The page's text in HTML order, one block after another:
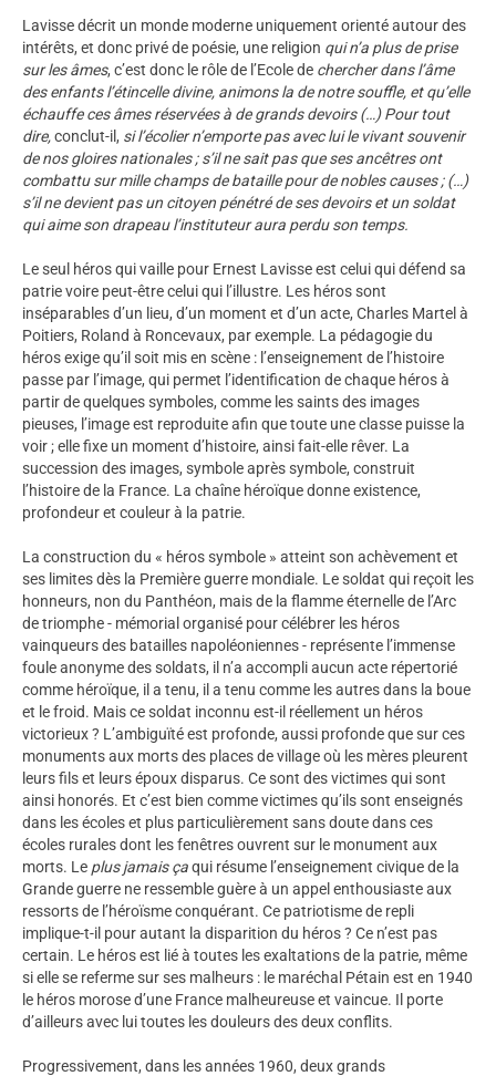
Lavisse décrit un monde moderne uniquement orienté autour des
intérêts, et donc privé de poésie, une religion qui n’a plus de prise
sur les âmes, c’est donc le rôle de l’Ecole de chercher dans l’âme
des enfants l’étincelle divine, animons la de notre souffle, et qu’elle
échauffe ces âmes réservées à de grands devoirs (…) Pour tout
dire,conclut-il, si l’écolier n’emporte pas avec lui le vivant souvenir
de nos gloires nationales ; s’il ne sait pas que ses ancêtres ont
combattu sur mille champs de bataille pour de nobles causes ; (…)
s’il ne devient pas un citoyen pénétré de ses devoirs et un soldat
qui aime son drapeau l’instituteur aura perdu son temps.
Le seul héros qui vaille pour Ernest Lavisse est celui qui défend sa
patrie voire peut-être celui qui l’illustre. Les héros sont
inséparables d’un lieu, d’un moment et d’un acte, Charles Martel à
Poitiers, Roland à Roncevaux, par exemple. La pédagogie du
héros exige qu’il soit mis en scène : l’enseignement de l’histoire
passe par l’image, qui permet l’identification de chaque héros à
partir de quelques symboles, comme les saints des images
pieuses, l’image est reproduite afin que toute une classe puisse la
voir ; elle fixe un moment d’histoire, ainsi fait-elle rêver. La
succession des images, symbole après symbole, construit
l’histoire de la France. La chaîne héroïque donne existence,
profondeur et couleur à la patrie.
La construction du « héros symbole » atteint son achèvement et
ses limites dès la Première guerre mondiale. Le soldat qui reçoit les
honneurs, non du Panthéon, mais de la flamme éternelle de l’Arc
de triomphe - mémorial organisé pour célébrer les héros
vainqueurs des batailles napoléoniennes - représente l’immense
foule anonyme des soldats, il n’a accompli aucun acte répertorié
comme héroïque, il a tenu, il a tenu comme les autres dans la boue
et le froid. Mais ce soldat inconnu est-il réellement un héros
victorieux ? L’ambiguïté est profonde, aussi profonde que sur ces
monuments aux morts des places de village où les mères pleurent
leurs fils et leurs époux disparus. Ce sont des victimes qui sont
ainsi honorés. Et c’est bien comme victimes qu’ils sont enseignés
dans les écoles et plus particulièrement sans doute dans ces
écoles rurales dont les fenêtres ouvrent sur le monument aux
morts. Le plus jamais çaqui résume l’enseignement civique de la
Grande guerre ne ressemble guère à un appel enthousiaste aux
ressorts de l’héroïsme conquérant. Ce patriotisme de repli
implique-t-il pour autant la disparition du héros ? Ce n’est pas
certain. Le héros est lié à toutes les exaltations de la patrie, même
si elle se referme sur ses malheurs : le maréchal Pétain est en 1940
le héros morose d’une France malheureuse et vaincue. Il porte
d’ailleurs avec lui toutes les douleurs des deux conflits.
Progressivement, dans les années 1960, deux grands